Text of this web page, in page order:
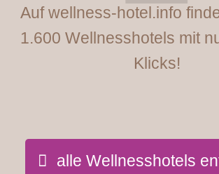
Auf wellness-hotel.info
1.600 Wellnesshotels mit
Klicks!
alle Wellnesshotels